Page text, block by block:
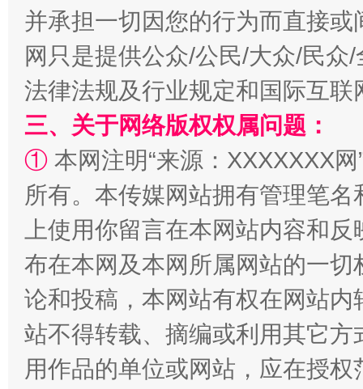
全民健身五年计划来了！等你上场
阿坝州三大球赛在茂县开幕 规模
并承担一切因您的行为而直接
网只是提供公众/公民/大众/民
法律法规及行业规定和国际互
三、关于网络版权权属问题：
① 本网注明“来源：XXXXXXX
所有。本传媒网站拥有管理笔
上使用你留言在本网站内容和
布在本网及本网所属网站的一
论和投稿，本网站有权在网站
站不得转载、摘编或利用其它
用作品的单位或网站，应在授